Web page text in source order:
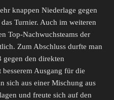
knappen Niederlage gegen
Turnier. Auch im weiteren
Top-Nachwuchsteams der
Zum Abschluss durfte man
gegen den direkten
Ausgang für die
sich aus einer Mischung aus
und freute sich auf den